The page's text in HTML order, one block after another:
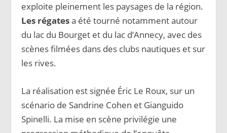
exploite pleinement les paysages de la région.
Les régatesa été tourné notamment autour
du lac du Bourget et du lac d’Annecy, avec des
scènes filmées dans des clubs nautiques et sur
les rives.
La réalisation est signée Éric Le Roux, sur un
scénario de Sandrine Cohen et Gianguido
Spinelli. La mise en scène privilégie une